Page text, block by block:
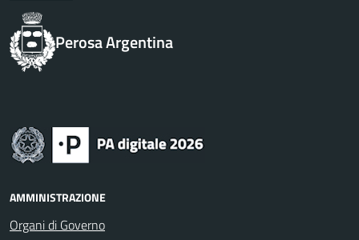
Perosa Argentina
AMMINISTRAZIONE
Organi di Governo